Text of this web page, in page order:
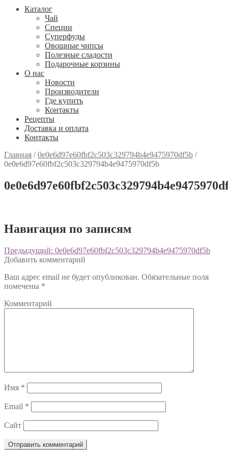
Каталог
Чай
Специи
Cуперфуды
Овощные чипсы
Полезные сладости
Подарочные корзины
О нас
Новости
Производители
Где купить
Контакты
Рецепты
Доставка и оплата
Контакты
Главная /0e0e6d97e60fbf2c503c329794b4e9475970df5b /
0e0e6d97e60fbf2c503c329794b4e9475970df5b
Навигация по записям
Предыдущий: 0e0e6d97e60fbf2c503c329794b4e9475970df5b
Добавить комментарий
Ваш адрес email не будет опубликован. Обязательные поля
помечены *
Комментарий
Имя *
Email *
Сайт